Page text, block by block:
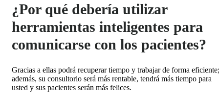
¿Por qué debería utilizar
herramientas inteligentes para
comunicarse con los pacientes?
Gracias a ellas podrá recuperar tiempo y trabajar de forma eficiente;
además, su consultorio será más rentable, tendrá más tiempo para
usted y sus pacientes serán más felices.